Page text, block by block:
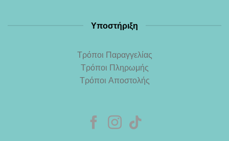
Υποστήριξη
Τρόποι Παραγγελίας
Τρόποι Πληρωμής
Τρόποι Αποστολής